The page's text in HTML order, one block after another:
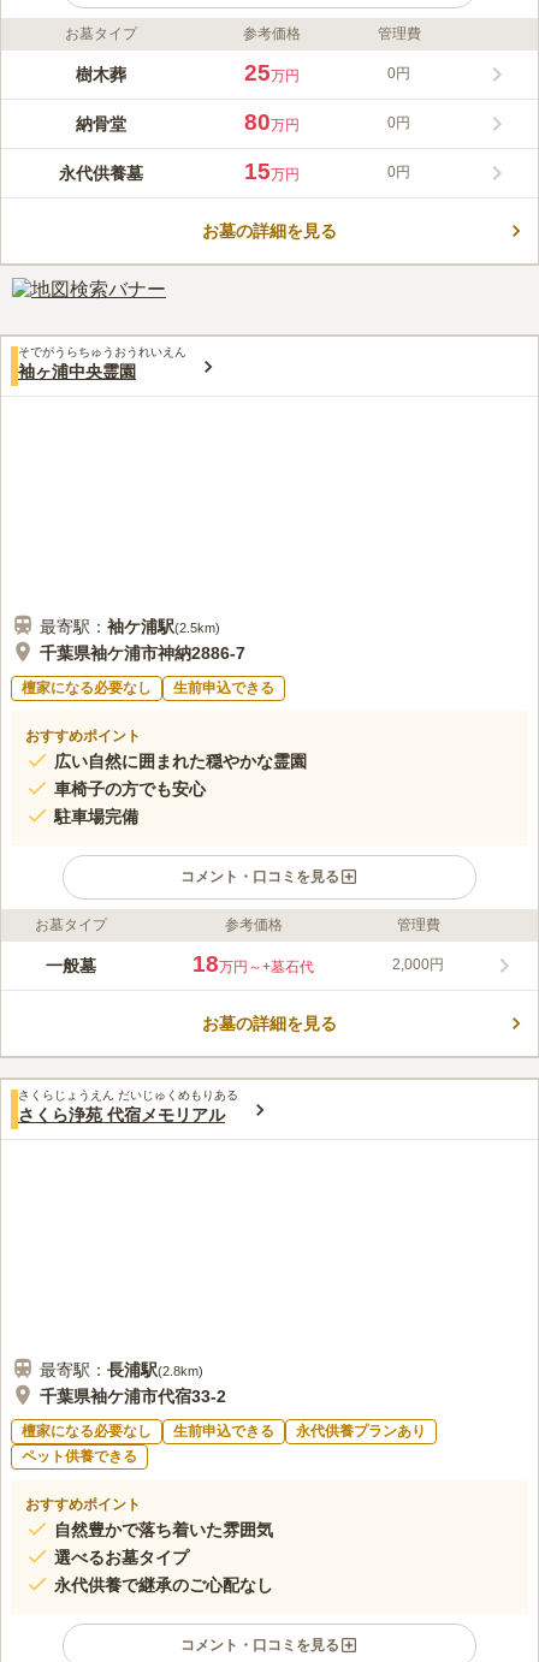
ライフドット編集部のコメント
愛久の丘は、千葉県袖ケ浦市の成龍寺内に誕生した新しい形の供
眠れる場を提供いたします。管理費や継承者は不要で、生前のご
予約も可能です。個別墓や納骨墓、樹木葬など多彩な選択肢があ
お墓タイプ 参考価格 管理費
樹木葬 25万円 0円
納骨堂 80万円 0円
永代供養墓 15万円 0円
お墓の詳細を見る
そでがうらちゅうおうれいえん
袖ヶ浦中央霊園
最寄駅： 袖ケ浦駅(2.5km)
千葉県袖ケ浦市神納2886-7
檀家になる必要なし 生前申込できる
おすすめポイント
広い自然に囲まれた穏やかな霊園
車椅子の方でも安心
駐車場完備
コメント・口コミを見る
ライフドット編集部のコメント
自然との調和を考えながら設計されている民営の霊園です。宗教
園です。アクアラインの近くに位置しているので、地元の方以外
参りすることができます。宗教・宗派は不問です。入壇料、寄付
金、付届など一切ありません。誰でも気軽に申し込むことができ
ます。
口コミ評価
みんなの評価
4.0
お墓タイプ 参考価格 管理費
一般墓 18万円～+墓石代 2,000円
お墓の詳細を見る
さくらじょうえん だいじゅくめもりある
さくら浄苑 代宿メモリアル
最寄駅： 長浦駅(2.8km)
千葉県袖ケ浦市代宿33-2
檀家になる必要なし 生前申込できる
永代供養プランあり
ペット供養できる
おすすめポイント
自然豊かで落ち着いた雰囲気
選べるお墓タイプ
永代供養で継承のご心配なし
コメント・口コミを見る